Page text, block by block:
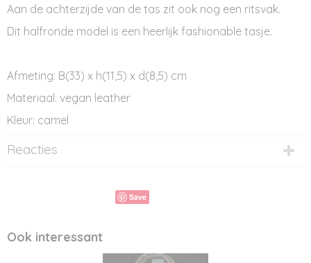
Aan de achterzijde van de tas zit ook nog een ritsvak.
Dit halfronde model is een heerlijk fashionable tasje.
Afmeting: B(33) x h(11,5) x d(8,5) cm
Materiaal: vegan leather
Kleur: camel
Reacties
Save
Ook interessant